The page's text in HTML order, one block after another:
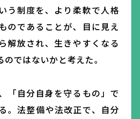
う制度を、より柔軟で人格
のであることが、目に見え
解放され、生きやすくなる
ではないかと考えた。
「自分自身を守るもの」で
。法整備や法改正で、自分